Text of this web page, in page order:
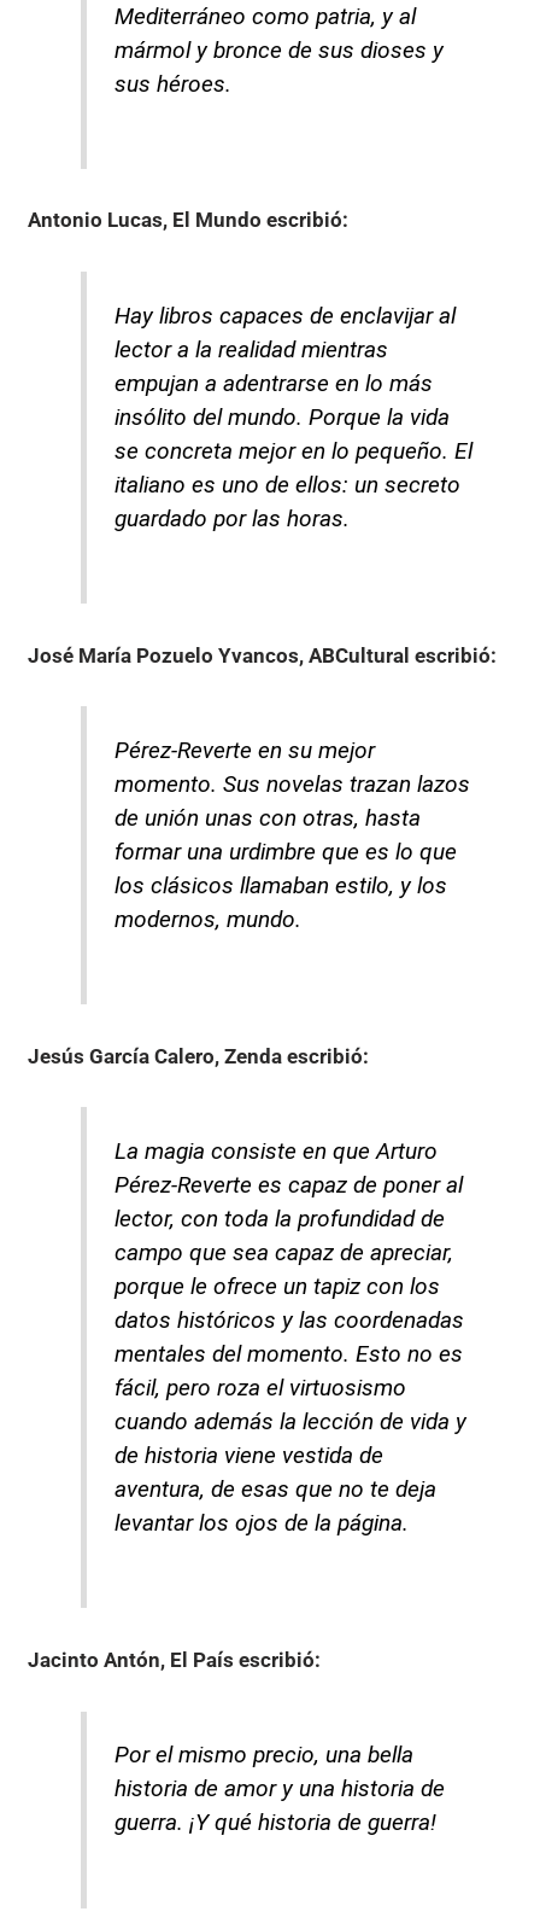
Mediterráneo como patria, y al
mármol y bronce de sus dioses y
sus héroes.
Antonio Lucas, El Mundo escribió:
Hay libros capaces de enclavijar al
lector a la realidad mientras
empujan a adentrarse en lo más
insólito del mundo. Porque la vida
se concreta mejor en lo pequeño. El
italiano es uno de ellos: un secreto
guardado por las horas.
José María Pozuelo Yvancos, ABCultural escribió:
Pérez-Reverte en su mejor
momento. Sus novelas trazan lazos
de unión unas con otras, hasta
formar una urdimbre que es lo que
los clásicos llamaban estilo, y los
modernos, mundo.
Jesús García Calero, Zendaescribió:
La magia consiste en que Arturo
Pérez-Reverte es capaz de poner al
lector, con toda la profundidad de
campo que sea capaz de apreciar,
porque le ofrece un tapiz con los
datos históricos y las coordenadas
mentales del momento. Esto no es
fácil, pero roza el virtuosismo
cuando además la lección de vida y
de historia viene vestida de
aventura, de esas que no te deja
levantar los ojos de la página.
Jacinto Antón, El País escribió:
Por el mismo precio, una bella
historia de amor y una historia de
guerra. ¡Y qué historia de guerra!